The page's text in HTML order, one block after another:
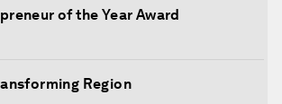
of the Year Award
Region